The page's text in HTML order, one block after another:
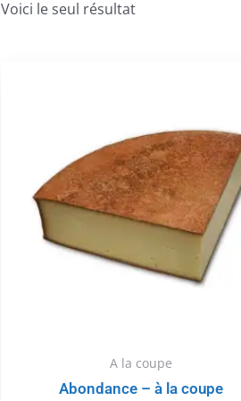
Voici le seul résultat
A la coupe
Abondance – à la coupe